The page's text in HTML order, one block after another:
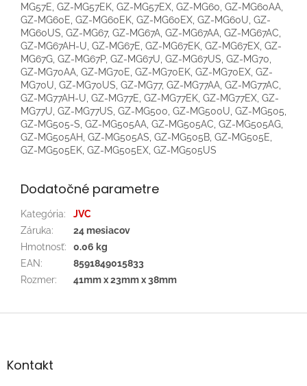
MG57E, GZ-MG57EK, GZ-MG57EX, GZ-MG60, GZ-MG60AA,
GZ-MG60E, GZ-MG60EK, GZ-MG60EX, GZ-MG60U, GZ-
MG60US, GZ-MG67, GZ-MG67A, GZ-MG67AA, GZ-MG67AC,
GZ-MG67AH-U, GZ-MG67E, GZ-MG67EK, GZ-MG67EX, GZ-
MG67G, GZ-MG67P, GZ-MG67U, GZ-MG67US, GZ-MG70,
GZ-MG70AA, GZ-MG70E, GZ-MG70EK, GZ-MG70EX, GZ-
MG70U, GZ-MG70US, GZ-MG77, GZ-MG77AA, GZ-MG77AC,
GZ-MG77AH-U, GZ-MG77E, GZ-MG77EK, GZ-MG77EX, GZ-
MG77U, GZ-MG77US, GZ-MG500, GZ-MG500U, GZ-MG505,
GZ-MG505-S, GZ-MG505AA, GZ-MG505AC, GZ-MG505AG,
GZ-MG505AH, GZ-MG505AS, GZ-MG505B, GZ-MG505E,
GZ-MG505EK, GZ-MG505EX, GZ-MG505US
Dodatočné parametre
Kategória:
JVC
Záruka:
24 mesiacov
Hmotnosť:
0.06 kg
EAN:
8591849015833
Rozmer: 41mm x 23mm x 38mm
Z
äKontakt